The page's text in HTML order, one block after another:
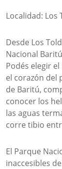
Localidad: Los
Desde Los
Nacional
Podés elegir
el corazón del
de Baritú,
conocer los
las aguas
corre tibio
El Parque
inaccesibles